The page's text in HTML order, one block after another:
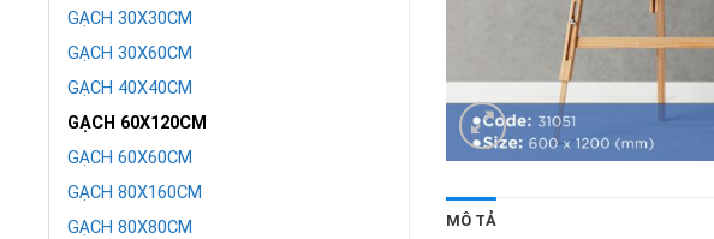
GẠCH 30X30CM
GẠCH 30X60CM
GẠCH 40X40CM
GẠCH 60X120CM
GẠCH 60X60CM
GẠCH 80X160CM
GẠCH 80X80CM
MÔ TẢ